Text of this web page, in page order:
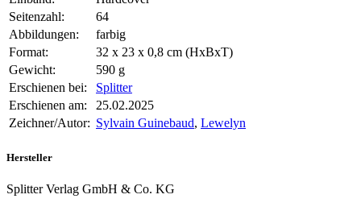
Seitenzahl:
64
Abbildungen:
farbig
Format:
32 x 23 x 0,8 cm (HxBxT)
Gewicht:
590 g
Erschienen bei:
Splitter
Erschienen am:
25.02.2025
Zeichner/Autor: Sylvain Guinebaud, Lewelyn
Hersteller
Splitter Verlag GmbH & Co. KG